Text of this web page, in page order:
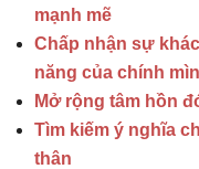
mạnh mẽ
Chấp nhận sự
năng của chính
Mở rộng tâm hồn
Tìm kiếm ý nghĩa
thân